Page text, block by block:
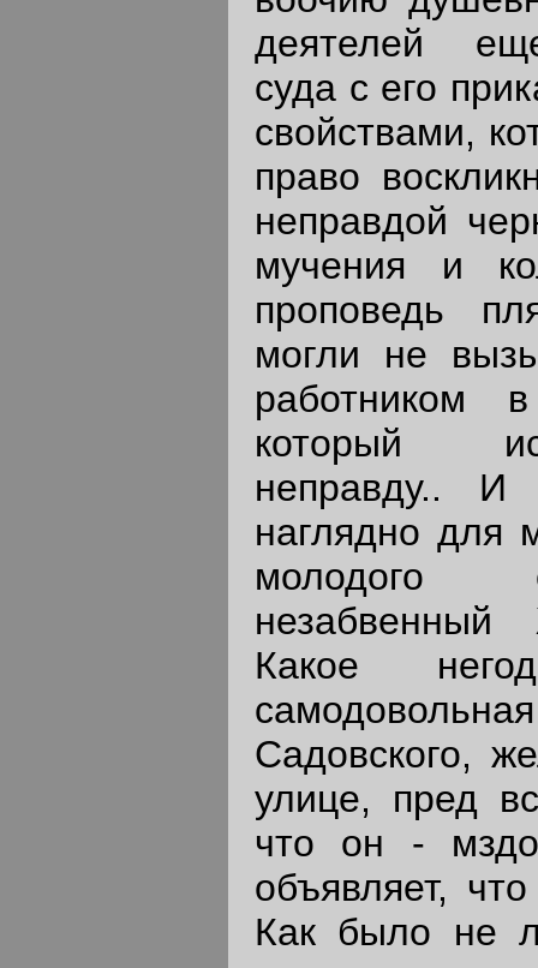
деятелей
суда с его
свойствами,
право
неправдой
мучения и
проповедь
могли не
работником
который
неправду.. И
наглядно для
молодого
Какое
Садовского,
улице, пред
что он -
объявляет,
Как было не